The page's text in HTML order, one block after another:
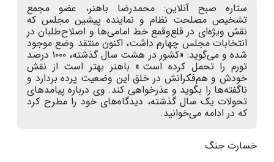
ستاره صبح آنلاین: محمدرضا باهنر، عضو مجمع
تشخیص مصلحت نظام و نماینده پیشین مجلس که
نقش ویژه‌ای در قلع‌وقمع خط امامی‌ها و اصلاح‌طلبان در
انتخابات مجلس چهارم داشت، اکنون منتقد وضع موجود
شده و می‌گوید: «کشور در هشت سال گذشته، ۱۰۰۰ درصد
تورم را تحمل کرده است.» باهنر بهتر است از نقش
خودش و هم‌فکرانش در خلق این وضعیت پرده بردارد و
ناگفته‌ها را بگوید و عذرخواهی کند. وی درباره پیامدهای
تحولات یک سال گذشته، دیدگاه‌های خود را مطرح ‌کرد
که در ادامه می‌خوانید.
خسارت جنگ